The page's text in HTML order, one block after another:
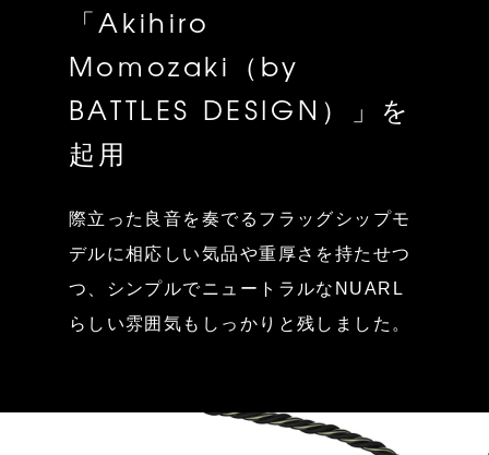
「Akihiro
Momozaki（by
BATTLES DESIGN）」を
起用
際立った良音を奏でるフラッグシップモ
デルに相応しい気品や重厚さを持たせつ
つ、シンプルでニュートラルなNUARL
らしい雰囲気もしっかりと残しました。